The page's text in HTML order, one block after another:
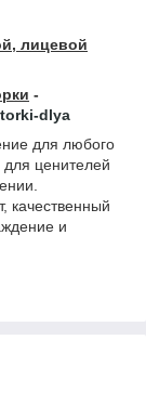
лицевой
-
dlya
для любого
ценителей
качественный
и